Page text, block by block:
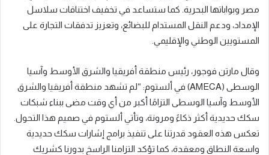
مصر وبواباتها البحرية. كما ستساعد في تخفيف اختناقات سلاسل
الإمداد، ودعم النقل المستدام للبضائع، وتعزيز تدفقات التجارة على
المستويين الوطني والإقليمي.
وقال مارتن فوجور، رئيس منطقة أفريقيا والشرق الأوسط وآسيا
الوسطى (AMECA) في ألستوم: “لم تشهد منطقة أفريقيا والشرق
الأوسط وآسيا الوسطى التزامًا أكبر من أي وقت مضى ببناء شبكات
سكك حديدية أكثر ذكاءً ومرونة، وتأتي ألستوم في صميم هذا التحول.
تعكس هذه العقود قدرتنا على تنفيذ برامج إشارات سكك حديدية
واسعة النطاق ومعقدة، كما تؤكد التزامنا الراسخ بدورنا كشريك